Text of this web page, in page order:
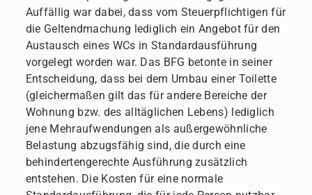
Auffällig war dabei, dass vom Steuerpflichtigen für
die Geltendmachung lediglich ein Angebot für den
Austausch eines WCs in Standardausführung
vorgelegt worden war. Das BFG betonte in seiner
Entscheidung, dass bei dem Umbau einer Toilette
(gleichermaßen gilt das für andere Bereiche der
Wohnung bzw. des alltäglichen Lebens) lediglich
jene Mehraufwendungen als außergewöhnliche
Belastung abzugsfähig sind, die durch eine
behindertengerechte Ausführung zusätzlich
entstehen. Die Kosten für eine normale